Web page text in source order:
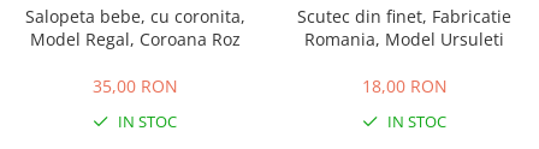
Salopeta bebe, cu coronita,
Model Regal, Coroana Roz
35,00 RON
IN STOC
Scutec din finet, Fabricatie
Romania, Model Ursuleti
18,00 RON
IN STOC